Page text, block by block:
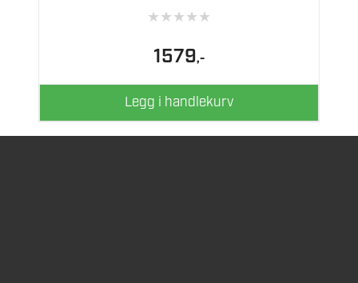
★★★★★
1579,-
Legg i handlekurv